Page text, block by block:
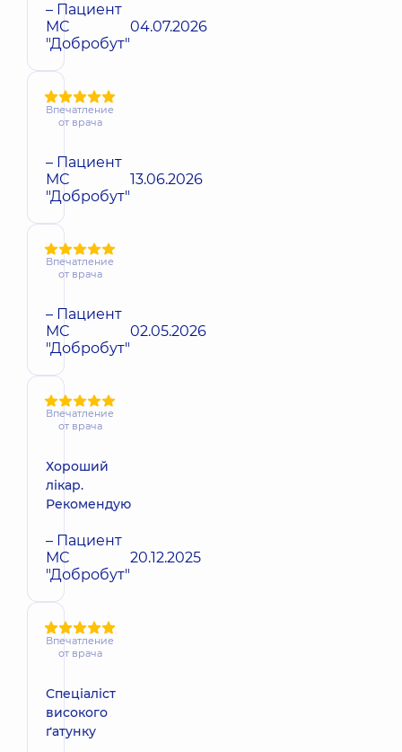
– Пациент
МС
"Добробут"
04.07.2026
Впечатление
от врача
– Пациент
МС
"Добробут"
13.06.2026
Впечатление
от врача
– Пациент
МС
"Добробут"
02.05.2026
Впечатление
от врача
Хороший
лікар.
Рекомендую
– Пациент
МС
"Добробут"
20.12.2025
Впечатление
от врача
Спеціаліст
високого
ґатунку